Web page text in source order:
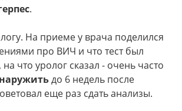
.
На приеме у врача поделился
про ВИЧ и что тест был
что уролог сказал - очень часто
до 6 недель после
еще раз сдать анализы.